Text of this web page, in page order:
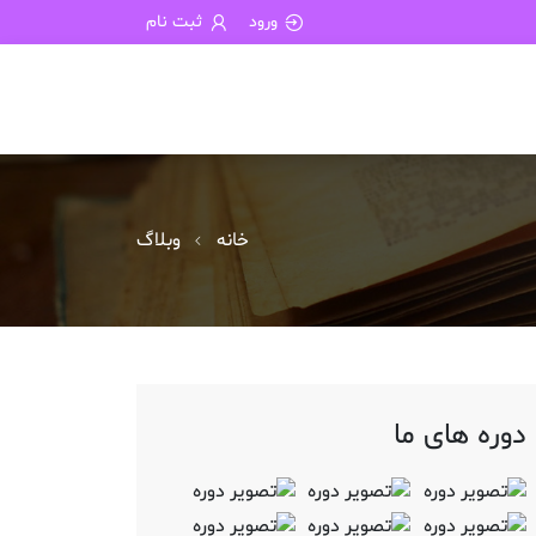
ورود ثبت نام
خانه وبلاگ
دوره های ما